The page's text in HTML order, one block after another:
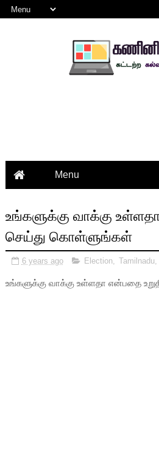
உங்களுக்கு வாக்கு
செய்து கொள்ளுங்கள்
6 years ago Election, Tamilnadu
உங்களுக்கு வாக்கு உள்ளதா என்பதை